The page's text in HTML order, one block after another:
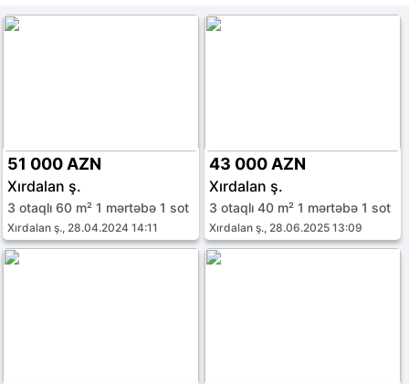
51 000 AZN
Xırdalan ş.
3 otaqlı 60 m² 1 mərtəbə 1 sot
Xırdalan ş., 28.04.2024 14:11
43 000 AZN
Xırdalan ş.
3 otaqlı 40 m² 1 mərtəbə 1 sot
Xırdalan ş., 28.06.2025 13:09